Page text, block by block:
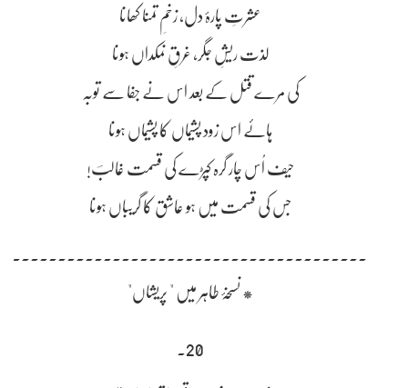
عشرتِ پارۂ دل، زخمِ تمنا کھانا
لذت ریشِ جگر، غرقِ نمکداں ہونا
کی مرے قتل کے بعد اس نے جفا سے توبہ
ہائے اس زود پشیماں کا پشیماں ہونا
حیف اُس چار گرہ کپڑے کی قسمت غالبؔ!
جس کی قسمت میں ہو عاشق کا گریباں ہونا
* نسخۂ طاہر میں " پریشاں"
20۔